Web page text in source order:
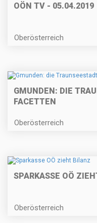
OÖN TV - 05.04.2019
Oberösterreich
GMUNDEN: DIE
FACETTEN
Oberösterreich
SPARKASSE OÖ
Oberösterreich